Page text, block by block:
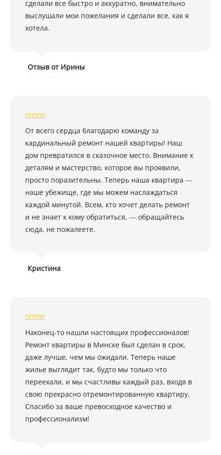
сделали все быстро и аккуратно, внимательно
выслушали мои пожелания и сделали все, как я
хотела.
Отзыв от Ирины
От всего сердца благодарю команду за
кардинальный ремонт нашей квартиры! Наш
дом превратился в сказочное место. Внимание к
деталям и мастерство, которое вы проявили,
просто поразительны. Теперь наша квартира —
наше убежище, где мы можем наслаждаться
каждой минутой. Всем, кто хочет делать ремонт
и не знает к кому обратиться, — обращайтесь
сюда, не пожалеете.
Кристина
Наконец-то нашли настоящих профессионалов!
Ремонт квартиры в Минске был сделан в срок,
даже лучше, чем мы ожидали. Теперь наше
жилье выглядит так, будто мы только что
переехали, и мы счастливы каждый раз, входя в
свою прекрасно отремонтированную квартиру.
Спасибо за ваше превосходное качество и
профессионализм!